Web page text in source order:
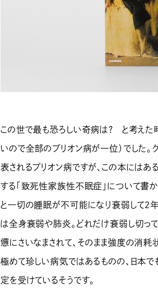
この世で最も恐ろしい奇病は？ と考えた
いので全部のプリオン病が一位）でした。
表されるプリオン病ですが、この本には
する「致死性家族性不眠症」について書
と一切の睡眠が不可能になり衰弱して２
は全身衰弱や肺炎。どれだけ衰弱し切っ
憊にさいなまされて、そのまま強度の消
極めて珍しい病気ではあるものの、日本
定を受けているそうです。